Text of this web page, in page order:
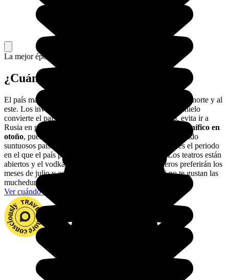
La mejor época para ir.
¿Cuándo viajar a Rusia?
El país más grande del mundo ofrece un clima muy frío al norte y al
este. Los inviernos son muy fríos y, en primavera, el deshielo
convierte el país un barrizal generalizado. Por lo tanto, evita ir a
Rusia en primavera, hay demasiado barro.
El país es magnífico en
otoño, pues los colores de la naturaleza cambian, ofreciendo
suntuosos paisajes. E, incluso si el invierno es glacial, es el periodo
en el que el país presenta un aspecto más mágico. ¡Los teatros están
abiertos y el vodka corre a raudales! Los más frioleros preferirán los
meses de julio y agosto, pero date por advertido, si no te gustan las
muchedumbres: ¡son los meses más turísticos!
Ver cuándo viajar